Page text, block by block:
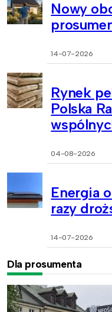
Nowy
14-07-2026
Rynek
Polska
04-08-2026
Energia
razy
14-07-2026
Dla prosumenta